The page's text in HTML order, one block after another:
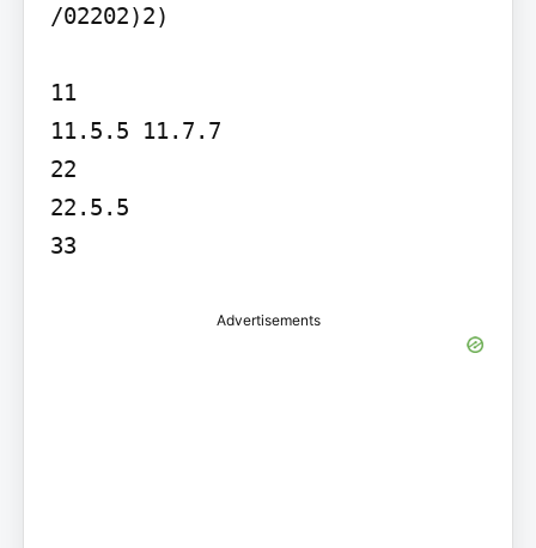
/02202)2)
11
11.5.5 11.7.7
22
22.5.5
33
Advertisements